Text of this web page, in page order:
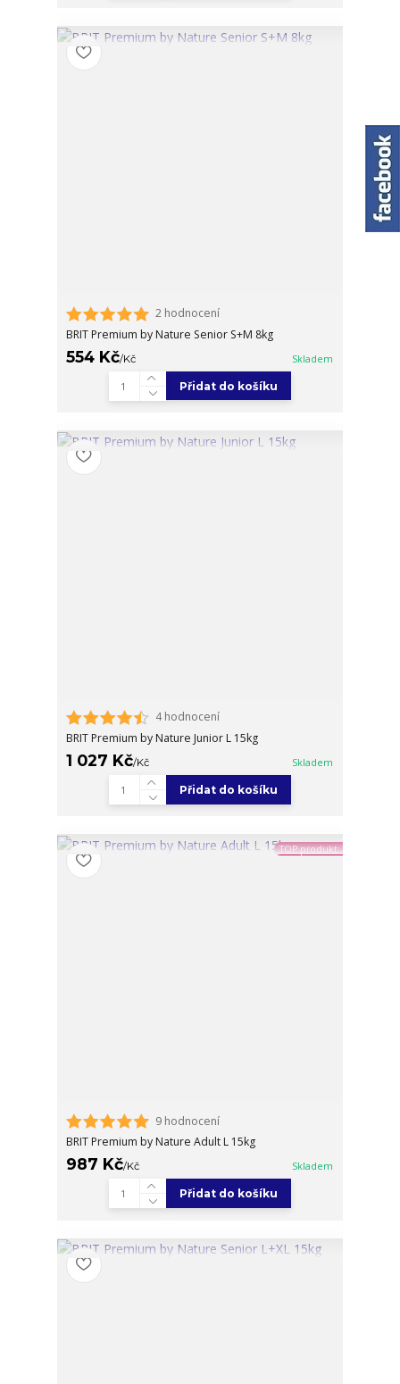
2 hodnocení
BRIT Premium by Nature Senior S+M 8kg
554 Kč/Kč Skladem
Přidat do košíku
4 hodnocení
BRIT Premium by Nature Junior L 15kg
1 027 Kč/Kč Skladem
Přidat do košíku
TOP produkt
9 hodnocení
BRIT Premium by Nature Adult L 15kg
987 Kč/Kč Skladem
Přidat do košíku